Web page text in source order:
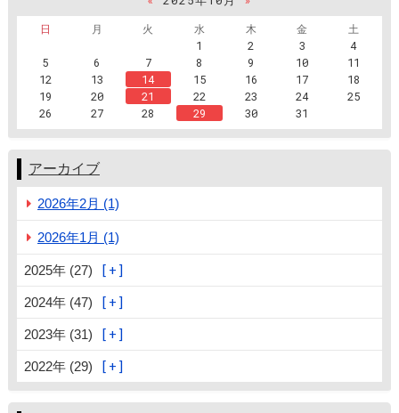
日
月 火 水 木 金
土
1
2 3
4
5
6 7 8 9 10
11
12
13 14 15 16 17
18
19
20 21 22 23 24
25
26
27 28 29 30 31
アーカイブ
2026年2月 (1)
2026年1月 (1)
2025年 (27)
2024年 (47)
2023年 (31)
2022年 (29)